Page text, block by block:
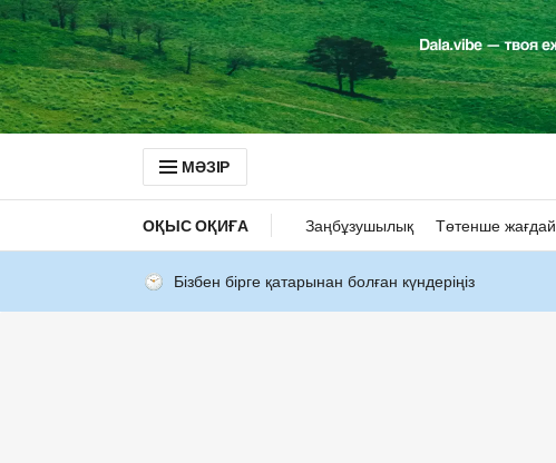
МӘЗІР
ОҚЫС ОҚИҒА Заңбұзушылық Төтенше жағдай
Бізбен бірге қатарынан болған күндеріңіз